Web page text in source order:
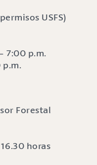
USFS)
7:00 p.m.
Forestal
horas